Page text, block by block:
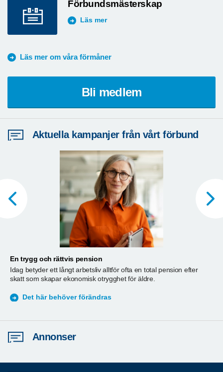
Förbundsmästerskap
Läs mer
Läs mer om våra förmåner
Bli medlem
Aktuella kampanjer från vårt förbund
En trygg och rättvis pension
Idag betyder ett långt arbetsliv alltför ofta en total pension efter
skatt som skapar ekonomisk otrygghet för äldre.
Det här behöver förändras
Annonser